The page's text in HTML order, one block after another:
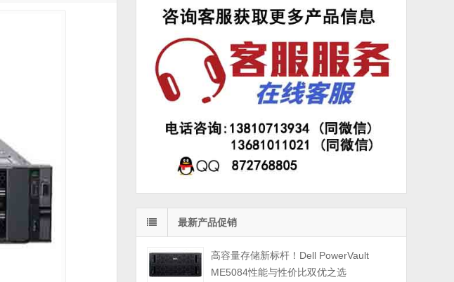
最新产品促销
高容量存储新标杆！Dell PowerVault
ME5084性能与性价比双优之选